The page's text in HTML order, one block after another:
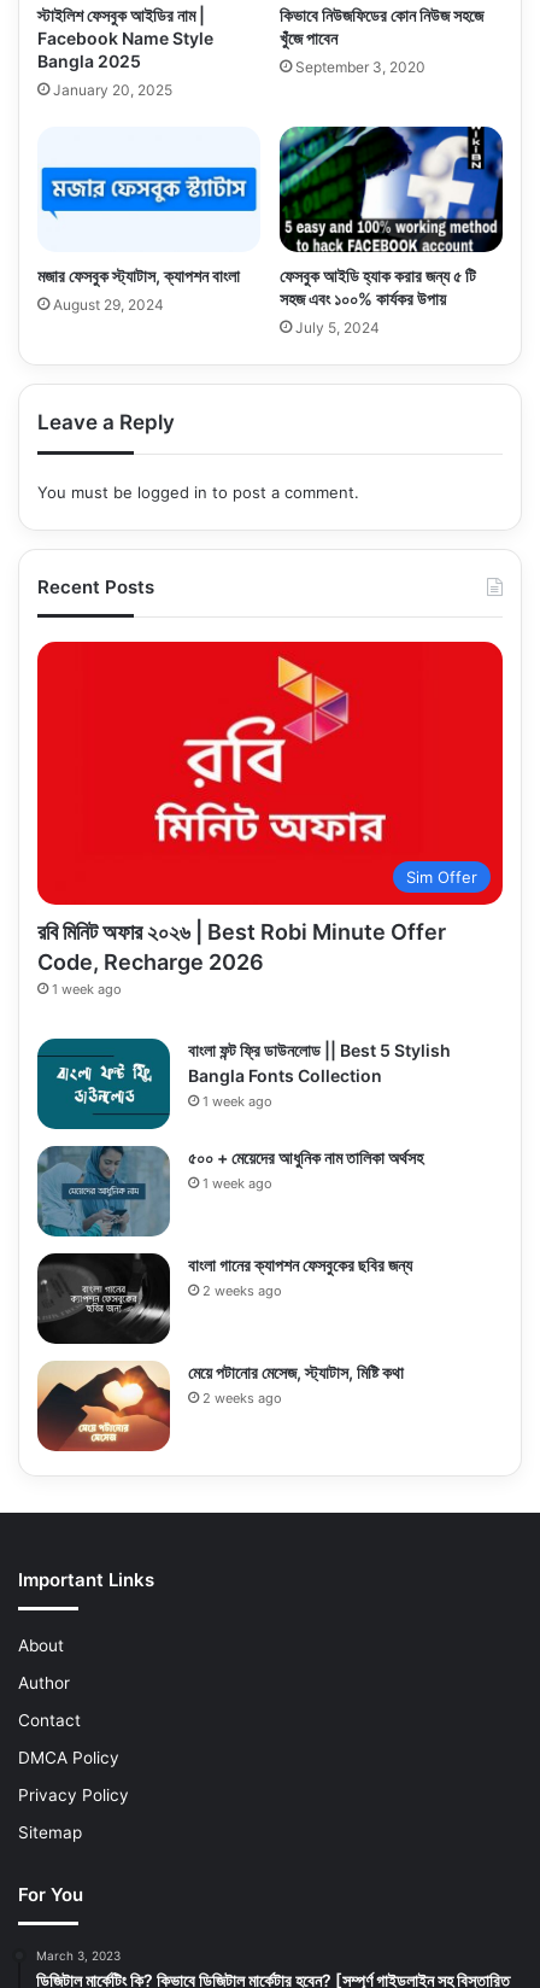
স্টাইলিশ ফেসবুক আইডির নাম |
Facebook Name Style
Bangla 2025
January 20, 2025
কিভাবে নিউজফিডের কোন নিউজ সহজে
খুঁজে পাবেন
September 3, 2020
মজার ফেসবুক স্ট্যাটাস, ক্যাপশন বাংলা
August 29, 2024
ফেসবুক আইডি হ্যাক করার জন্য ৫ টি
সহজ এবং ১০০% কার্যকর উপায়
July 5, 2024
Leave a Reply
You must be logged in to post a comment.
Recent Posts
Sim Offer
রবি মিনিট অফার ২০২৬ | Best Robi Minute Offer
Code, Recharge 2026
1 week ago
বাংলা ফন্ট ফ্রি ডাউনলোড || Best 5 Stylish
Bangla Fonts Collection
1 week ago
৫০০ + মেয়েদের আধুনিক নাম তালিকা অর্থসহ
1 week ago
বাংলা গানের ক্যাপশন ফেসবুকের ছবির জন্য
2 weeks ago
মেয়ে পটানোর মেসেজ, স্ট্যাটাস, মিষ্টি কথা
2 weeks ago
Important Links
About
Author
Contact
DMCA Policy
Privacy Policy
Sitemap
For You
March 3, 2023
ডিজিটাল মার্কেটিং কি? কিভাবে ডিজিটাল মার্কেটার হবেন? [সম্পূর্ণ গাইডলাইন সহ বিস্তারিত